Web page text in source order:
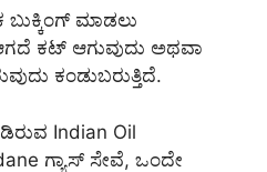
ಮಾಡಲು
ಕಟ್ ಆಗುವುದು ಅಥವಾ
ಕಂಡುಬರುತ್ತಿದೆ.
Indian Oil
ಗ್ಯಾಸ್ ಸೇವೆ, ಒಂದೇ